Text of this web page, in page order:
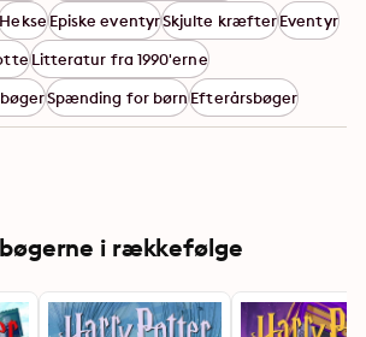
HekseEpiske eventyrSkjulte kræfterEventyr
Litteratur fra 1990'erne
Spænding for børnEfterårsbøger
i rækkefølge